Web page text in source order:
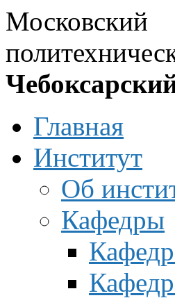
Московский
Главная
Институт
Об
Кафедры